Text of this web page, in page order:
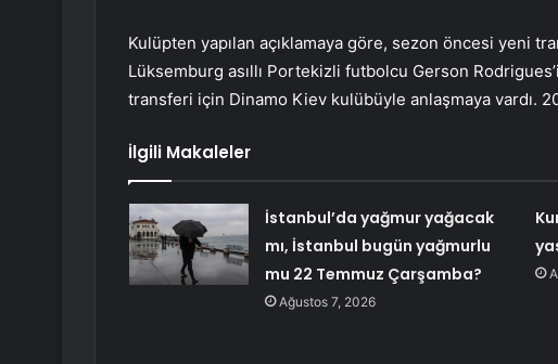
Kulüpten yapılan açıklamaya göre, sezon öncesi yeni
Lüksemburg asıllı Portekizli futbolcu Gerson
transferi için Dinamo Kiev kulübüyle anlaşmaya vardı.
İlgili Makaleler
İstanbul’da yağmur yağacak
mı, İstanbul bugün yağmurlu
mu 22 Temmuz Çarşamba?
Ağustos 7, 2026